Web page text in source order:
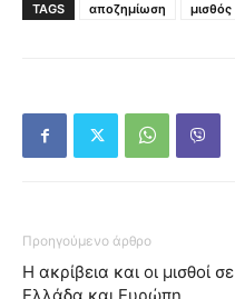
TAGS αποζημίωση μισθός
Προηγούμενο άρθρο
Η ακρίβεια και οι μισθοί σε